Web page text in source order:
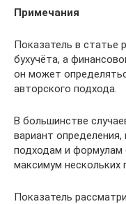
Примечания
Показатель в статье
бухучёта, а
он может
авторского подхода.
В большинстве
вариант
подходам и формулам
максимум нескольких
Показатель